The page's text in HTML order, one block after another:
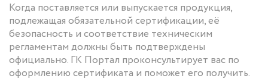
Когда поставляется или выпускается продукция,
подлежащая обязательной сертификации, её
безопасность и соответствие техническим
регламентам должны быть подтверждены
официально. ГК Портал проконсультирует вас по
оформлению сертификата и поможет его получить.